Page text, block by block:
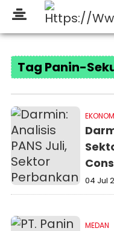
Tag Panin-
04 Jul
MEDAN